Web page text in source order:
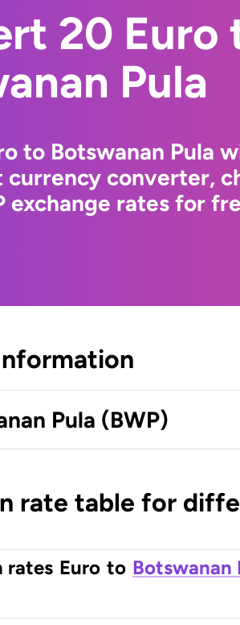
20 Euro
Pula
to Botswanan Pula
currency converter,
exchange rates for
Pula (BWP)
rate table for
rates Euro to Botswanan